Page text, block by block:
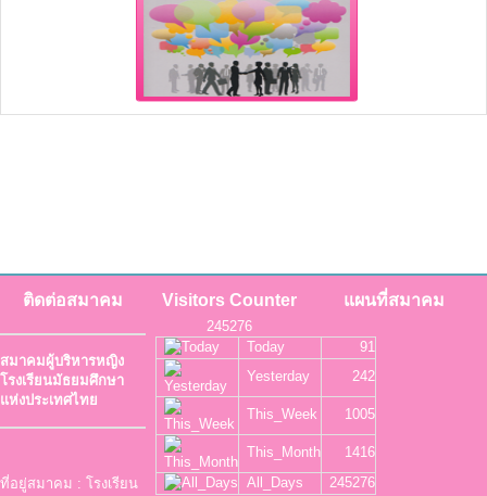
ติดต่อสมาคม
สมาคมผู้บริหารหญิง
โรงเรียนมัธยมศึกษา
แห่งประเทศไทย
ที่อยู่สมาคม : โรงเรียน
Visitors Counter
245276
Today
91
Yesterday
242
This_Week 1005
This_Month
1416
All_Days
245276
แผนที่สมาคม